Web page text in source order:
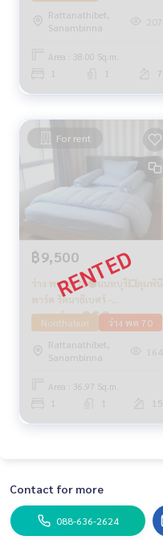
Rattanathibet,
Sanambinna
207
Area : 38.00 Sq.m.
1 1 7
For rent
฿9,500
ว่าง พค 2570🟡นนทบุรี💥ลุมพินี
พาร์ค รัตนาธิเบศร์ -
งามวงศ์วาน🔴🟢🟡
Nonthaburi
ว่าง พค 70
Rattanathibet,
Sanambinna
164
Area : 36.97 Sq.m.
1 1 15
Contact for more
088-636-2624